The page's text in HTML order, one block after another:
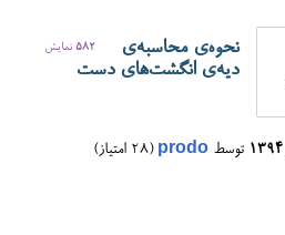
582 نمایش
نحوه‌ی محاسبه‌ی
دیه‌ی انگشت‌های دست
توسط prodo
(
28 امتیاز)